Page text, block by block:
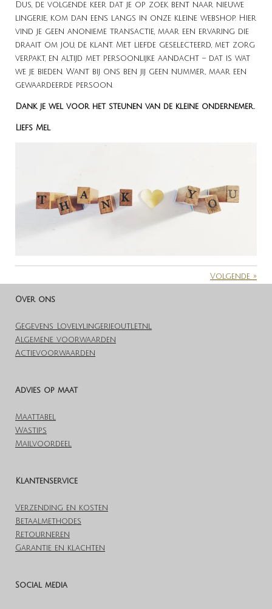
Dus, de volgende keer dat je op zoek bent naar nieuwe
lingerie, kom dan eens langs in onze kleine webshop. Hier
vind je geen anonieme transactie, maar een ervaring die
draait om jou, de klant. Met liefde geselecteerd, met zorg
verpakt, en altijd met persoonlijke aandacht – dat is wat
we je bieden. Want bij ons ben jij geen nummer, maar een
gewaardeerde persoon.
Dank je wel voor het steunen van de kleine ondernemer.
Liefs Mel
Volgende »
Over ons
Gegevens Lovelylingerieoutlet.nl
Algemene voorwaarden
Actievoorwaarden
Advies op maat
Maattabel
Wastips
Mailvoordeel
Klantenservice
Verzending en kosten
Betaalmethodes
Retourneren
Garantie en klachten
Social media